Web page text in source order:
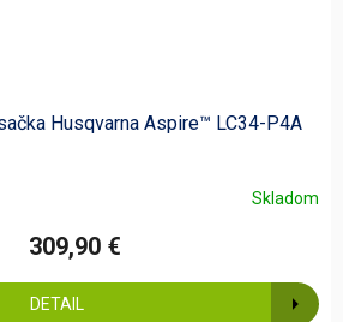
Husqvarna Aspire™ LC34-P4A
Skladom
309,90 €
DETAIL